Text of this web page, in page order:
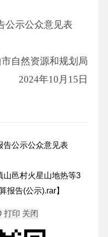
示公众意见表
自然资源和规划局
2024年10月15日
告公示公众意见表
山邑村火星山地热等3
报告(公示).rar】